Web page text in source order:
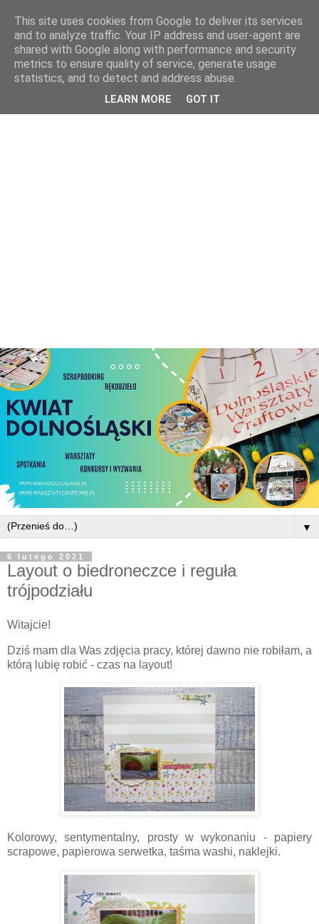
▼
6 lutego 2021
Layout o biedroneczce i reguła
trójpodziału
Witajcie!
Dziś mam dla Was zdjęcia pracy, której dawno nie robiłam, a
którą lubię robić - czas na layout!
Kolorowy, sentymentalny, prosty w wykonaniu - papiery
scrapowe, papierowa serwetka, taśma washi, naklejki.
This site uses cookies from Google to deliver its services
and to analyze traffic. Your IP address and user-agent are
shared with Google along with performance and security
metrics to ensure quality of service, generate usage
statistics, and to detect and address abuse.
LEARN MORE GOT IT